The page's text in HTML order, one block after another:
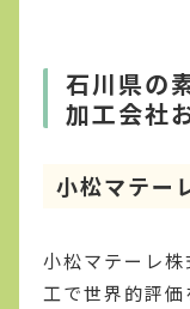
石川県の
加工会社
小松マテー
小松マテーレ
工で世界的評